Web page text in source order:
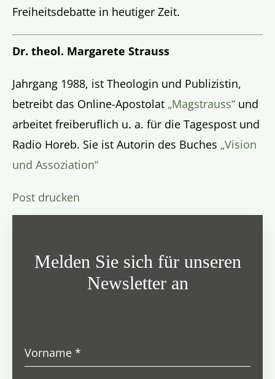
Freiheitsdebatte in heutiger Zeit.
Dr. theol. Margarete Strauss
Jahrgang 1988, ist Theologin und Publizistin,
betreibt das Online-Apostolat „Magstrauss“ und
arbeitet freiberuflich u. a. für die Tagespost und
Radio Horeb. Sie ist Autorin des Buches „Vision
und Assoziation“
Post drucken
Melden Sie sich für unseren
Newsletter an
Vorname*